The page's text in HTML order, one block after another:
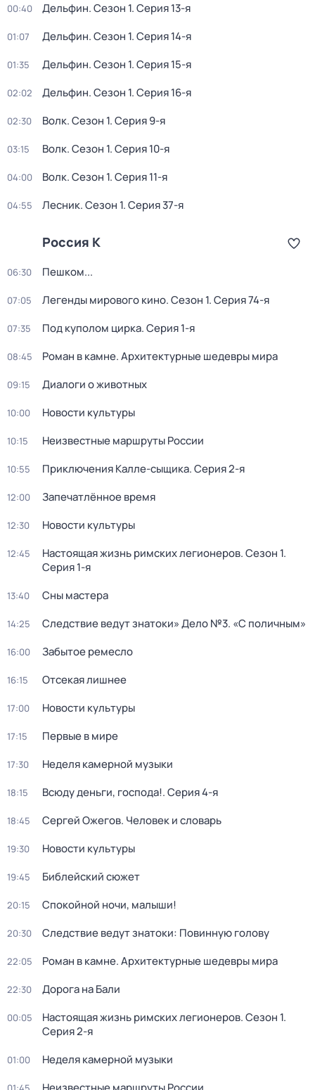
00:40 Дельфин. Сезон 1. Серия 13-я
01:07 Дельфин. Сезон 1. Серия 14-я
01:35 Дельфин. Сезон 1. Серия 15-я
02:02 Дельфин. Сезон 1. Серия 16-я
02:30 Волк. Сезон 1. Серия 9-я
03:15 Волк. Сезон 1. Серия 10-я
04:00 Волк. Сезон 1. Серия 11-я
04:55 Лесник. Сезон 1. Серия 37-я
Россия К
06:30 Пешком...
07:05 Легенды мирового кино. Сезон 1. Серия 74-я
07:35 Под куполом цирка. Серия 1-я
08:45 Роман в камне. Архитектурные шедевры мира
09:15 Диалоги о животных
10:00 Новости культуры
10:15 Неизвестные маршруты России
10:55 Приключения Калле-сыщика. Серия 2-я
12:00 Запечатлённое время
12:30 Новости культуры
12:45 Настоящая жизнь римских легионеров. Сезон 1.
Серия 1-я
13:40 Сны мастера
14:25 Следствие ведут знатоки» Дело №3. «С поличным»
16:00 Забытое ремесло
16:15 Отсекая лишнее
17:00 Новости культуры
17:15 Первые в мире
17:30 Неделя камерной музыки
18:15 Всюду деньги, господа!. Серия 4-я
18:45 Сергей Ожегов. Человек и словарь
19:30 Новости культуры
19:45 Библейский сюжет
20:15 Спокойной ночи, малыши!
20:30 Следствие ведут знатоки: Повинную голову
22:05 Роман в камне. Архитектурные шедевры мира
22:30 Дорога на Бали
00:05 Настоящая жизнь римских легионеров. Сезон 1.
Серия 2-я
01:00 Неделя камерной музыки